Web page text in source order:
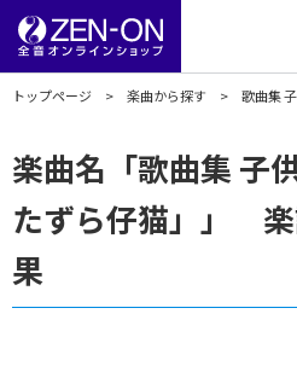
トップページ 楽曲から探す 歌曲集
楽曲名「歌曲集 子
たずら仔猫」」
果